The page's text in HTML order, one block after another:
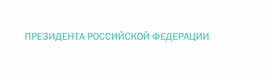
ПРЕЗИДЕНТА РОССИЙСКОЙ ФЕДЕРАЦИИ